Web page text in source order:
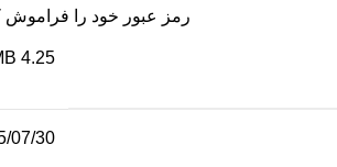
رمز عبور خود را فراموش
4.25 MB
07/30